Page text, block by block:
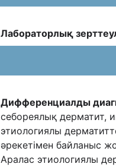
Лабораторлық
Дифференциалды
себореялық дерматит,
этиологиялы
əрекетімен байланыс
Аралас этиологиялы